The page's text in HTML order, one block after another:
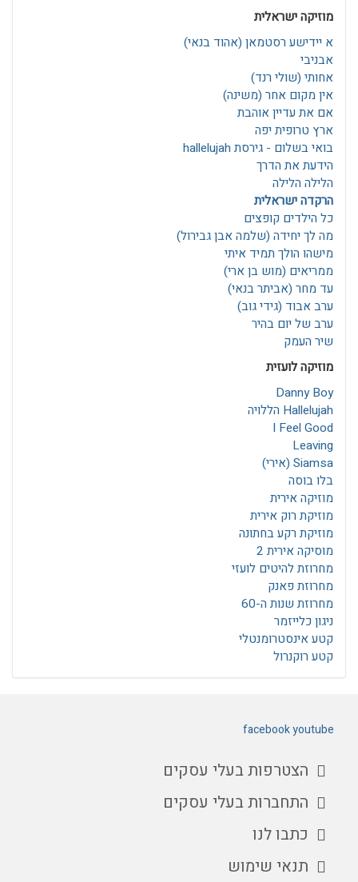
מוזיקה ישראלית
א יידישע רסטמאן‎ (אהוד בנאי)
אבניבי
אחותי (שולי רנד)
אין מקום אחר (משינה)
אם את עדיין אוהבת
ארץ טרופית יפה
בואי בשלום - גירסת hallelujah
הידעת את הדרך
הלילה הלילה
הרקדה ישראלית
כל הילדים קופצים
מה לך יחידה (שלמה אבן גבירול)
מישהו הולך תמיד איתי
ממריאים (מוש בן ארי)
עד מחר (אביתר בנאי)
ערב אבוד (גידי גוב)
ערב של יום בהיר
שיר העמק
מוזיקה לועזית
Danny Boy
Hallelujah הללויה
I Feel Good
Leaving
Siamsa (אירי)
בלו בוסה
מוזיקה אירית
מוזיקת רוק אירית
מוזיקת רקע בחתונה
מוסיקה אירית 2
מחרוזת להיטים לועזי
מחרוזת פאנק
מחרוזת שנות ה-60
ניגון כלייזמר
קטע אינסטרומנטלי
קטע רוקנרול
facebookyoutube
הצטרפות בעלי עסקים
התחברות בעלי עסקים
כתבו לנו
תנאי שימוש